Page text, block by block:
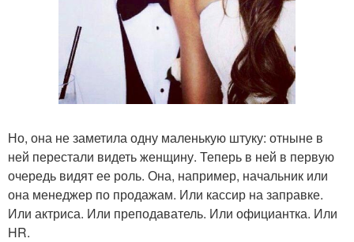
Но, она не заметила одну маленькую штуку: отныне в
ней перестали видеть женщину. Теперь в ней в первую
очередь видят ее роль. Она, например, начальник или
она менеджер по продажам. Или кассир на заправке.
Или актриса. Или преподаватель. Или официантка. Или
HR.